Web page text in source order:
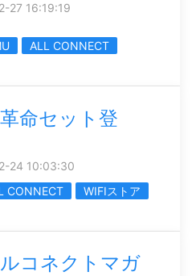
27 16:19:19
ALL CONNECT
命セット登
24 10:03:30
CONNECT
WIFIストア
コネクトマガ